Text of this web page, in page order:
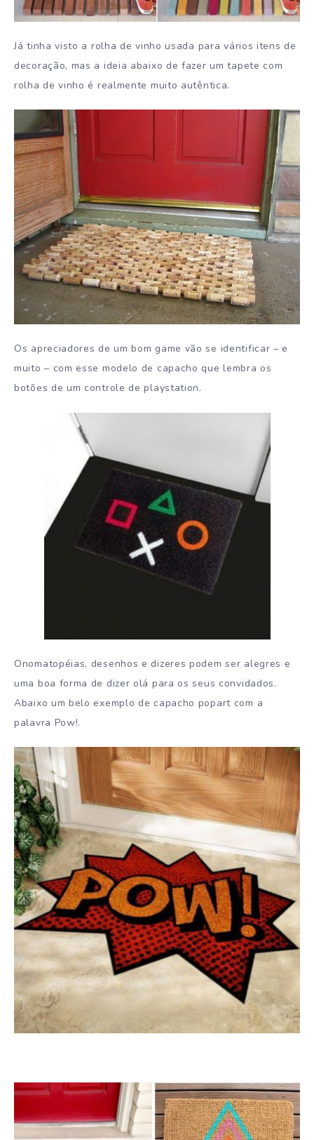
Já tinha visto a rolha de vinho usada para vários itens de
decoração, mas a ideia abaixo de fazer um tapete com
rolha de vinho é realmente muito autêntica.
Os apreciadores de um bom game vão se identificar – e
muito – com esse modelo de capacho que lembra os
botões de um controle de playstation.
Onomatopéias, desenhos e dizeres podem ser alegres e
uma boa forma de dizer olá para os seus convidados.
Abaixo um belo exemplo de capacho popart com a
palavra Pow!.